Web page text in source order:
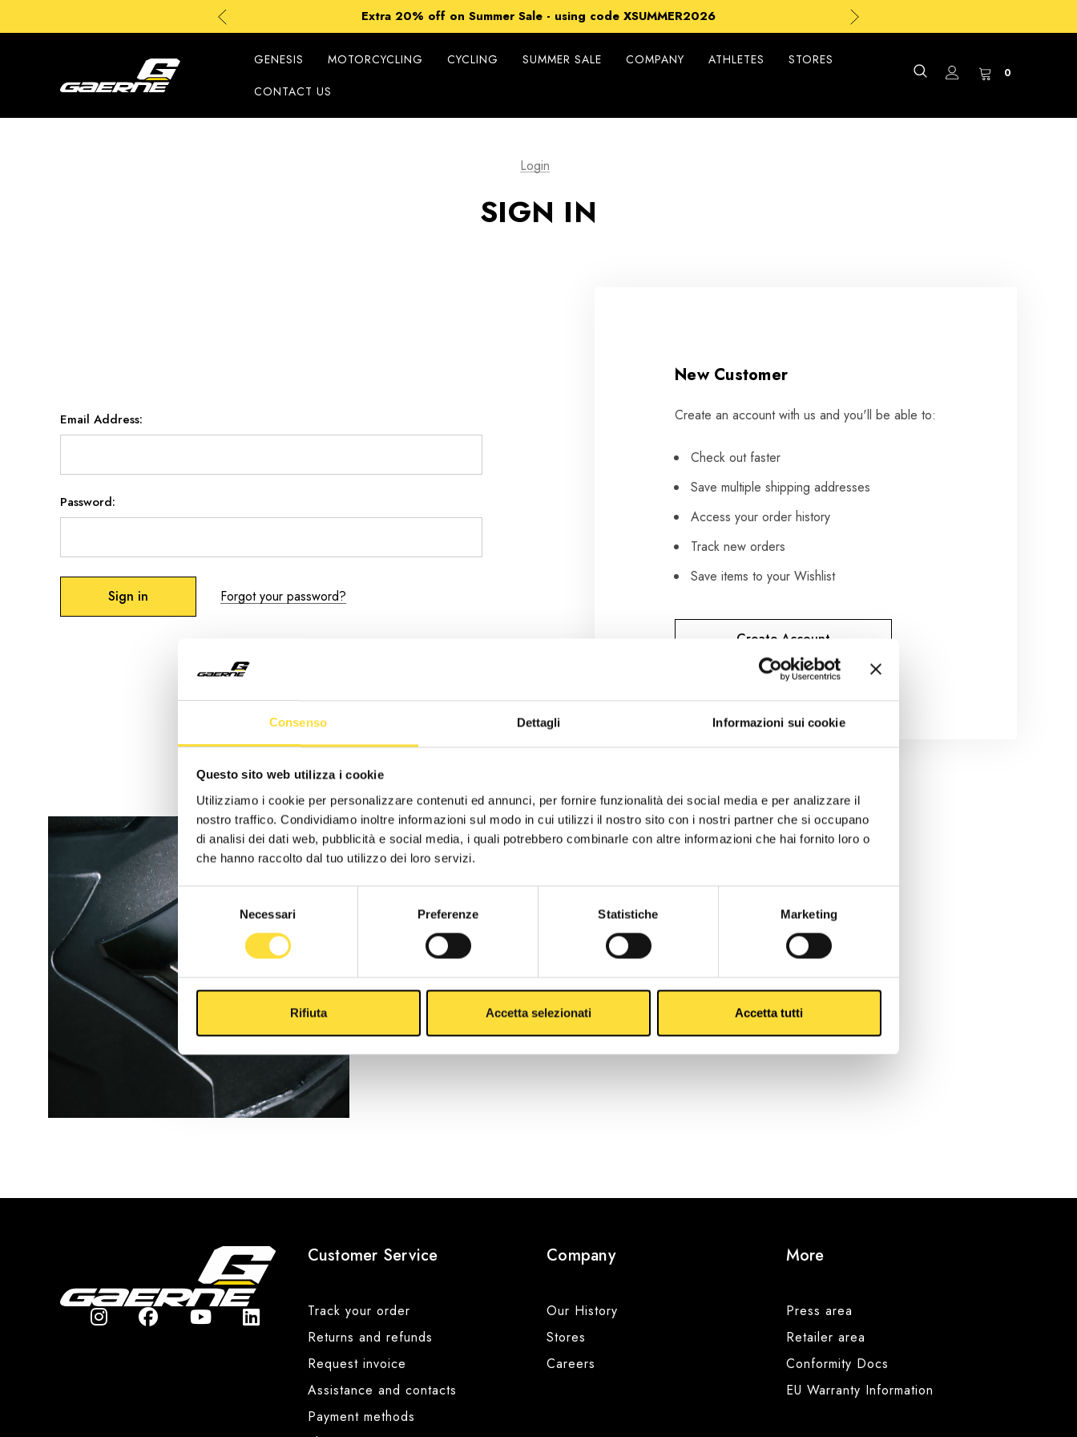
Consenso Dettagli Informazioni sui cookie
Questo sito web utilizza i cookie
Utilizziamo i cookie per personalizzare contenuti ed annunci, per fornire funzionalità dei social media e per analizzare il
nostro traffico. Condividiamo inoltre informazioni sul modo in cui utilizzi il nostro sito con i nostri partner che si occupano
di analisi dei dati web, pubblicità e social media, i quali potrebbero combinarle con altre informazioni che hai fornito loro o
che hanno raccolto dal tuo utilizzo dei loro servizi.
Selezione
consenso
Necessari Preferenze Statistiche Marketing
Rifiuta Accetta selezionati Accetta tutti
Extra 20% off on Summer Sale - using code XSUMMER2026
Free Shipping on all orders over 99€
GENESIS MOTORCYCLING CYCLING SUMMER SALE COMPANY ATHLETES
STORES
CONTACT US
0
Login
SIGN IN
Email Address:
Password:
Forgot your password?
New Customer
Create an account with us and you'll be able to:
Check out faster
Save multiple shipping addresses
Access your order history
Track new orders
Save items to your Wishlist
Create Account
Newsletter
Always stay in touch with Gaerne World, be the first to receive
news and promotions, and enjoy an
exclusive 10% discount
your next purchase!
Customer Service
Track your order
Returns and refunds
Request invoice
Assistance and contacts
Payment methods
Company
Our History
Stores
Careers
More
Press area
Retailer area
Conformity Docs
EU Warranty Information